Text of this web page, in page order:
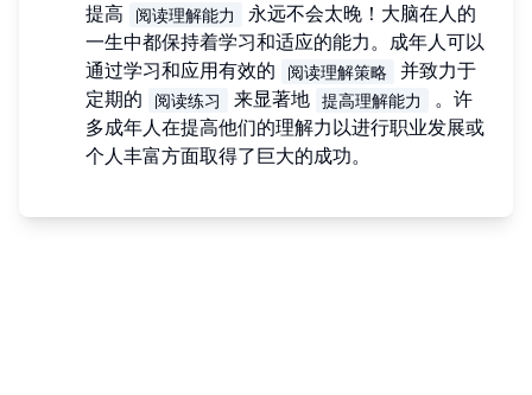
提高 阅读理解能力
永远不会太晚！大脑在人的
一生中都保持着学习和适应的能力。成年人可以
通过学习和应用有效的
阅读理解策略
并致力于
定期的
阅读练习 来显著地 提高理解能力
。许
多成年人在提高他们的理解力以进行职业发展或
个人丰富方面取得了巨大的成功。